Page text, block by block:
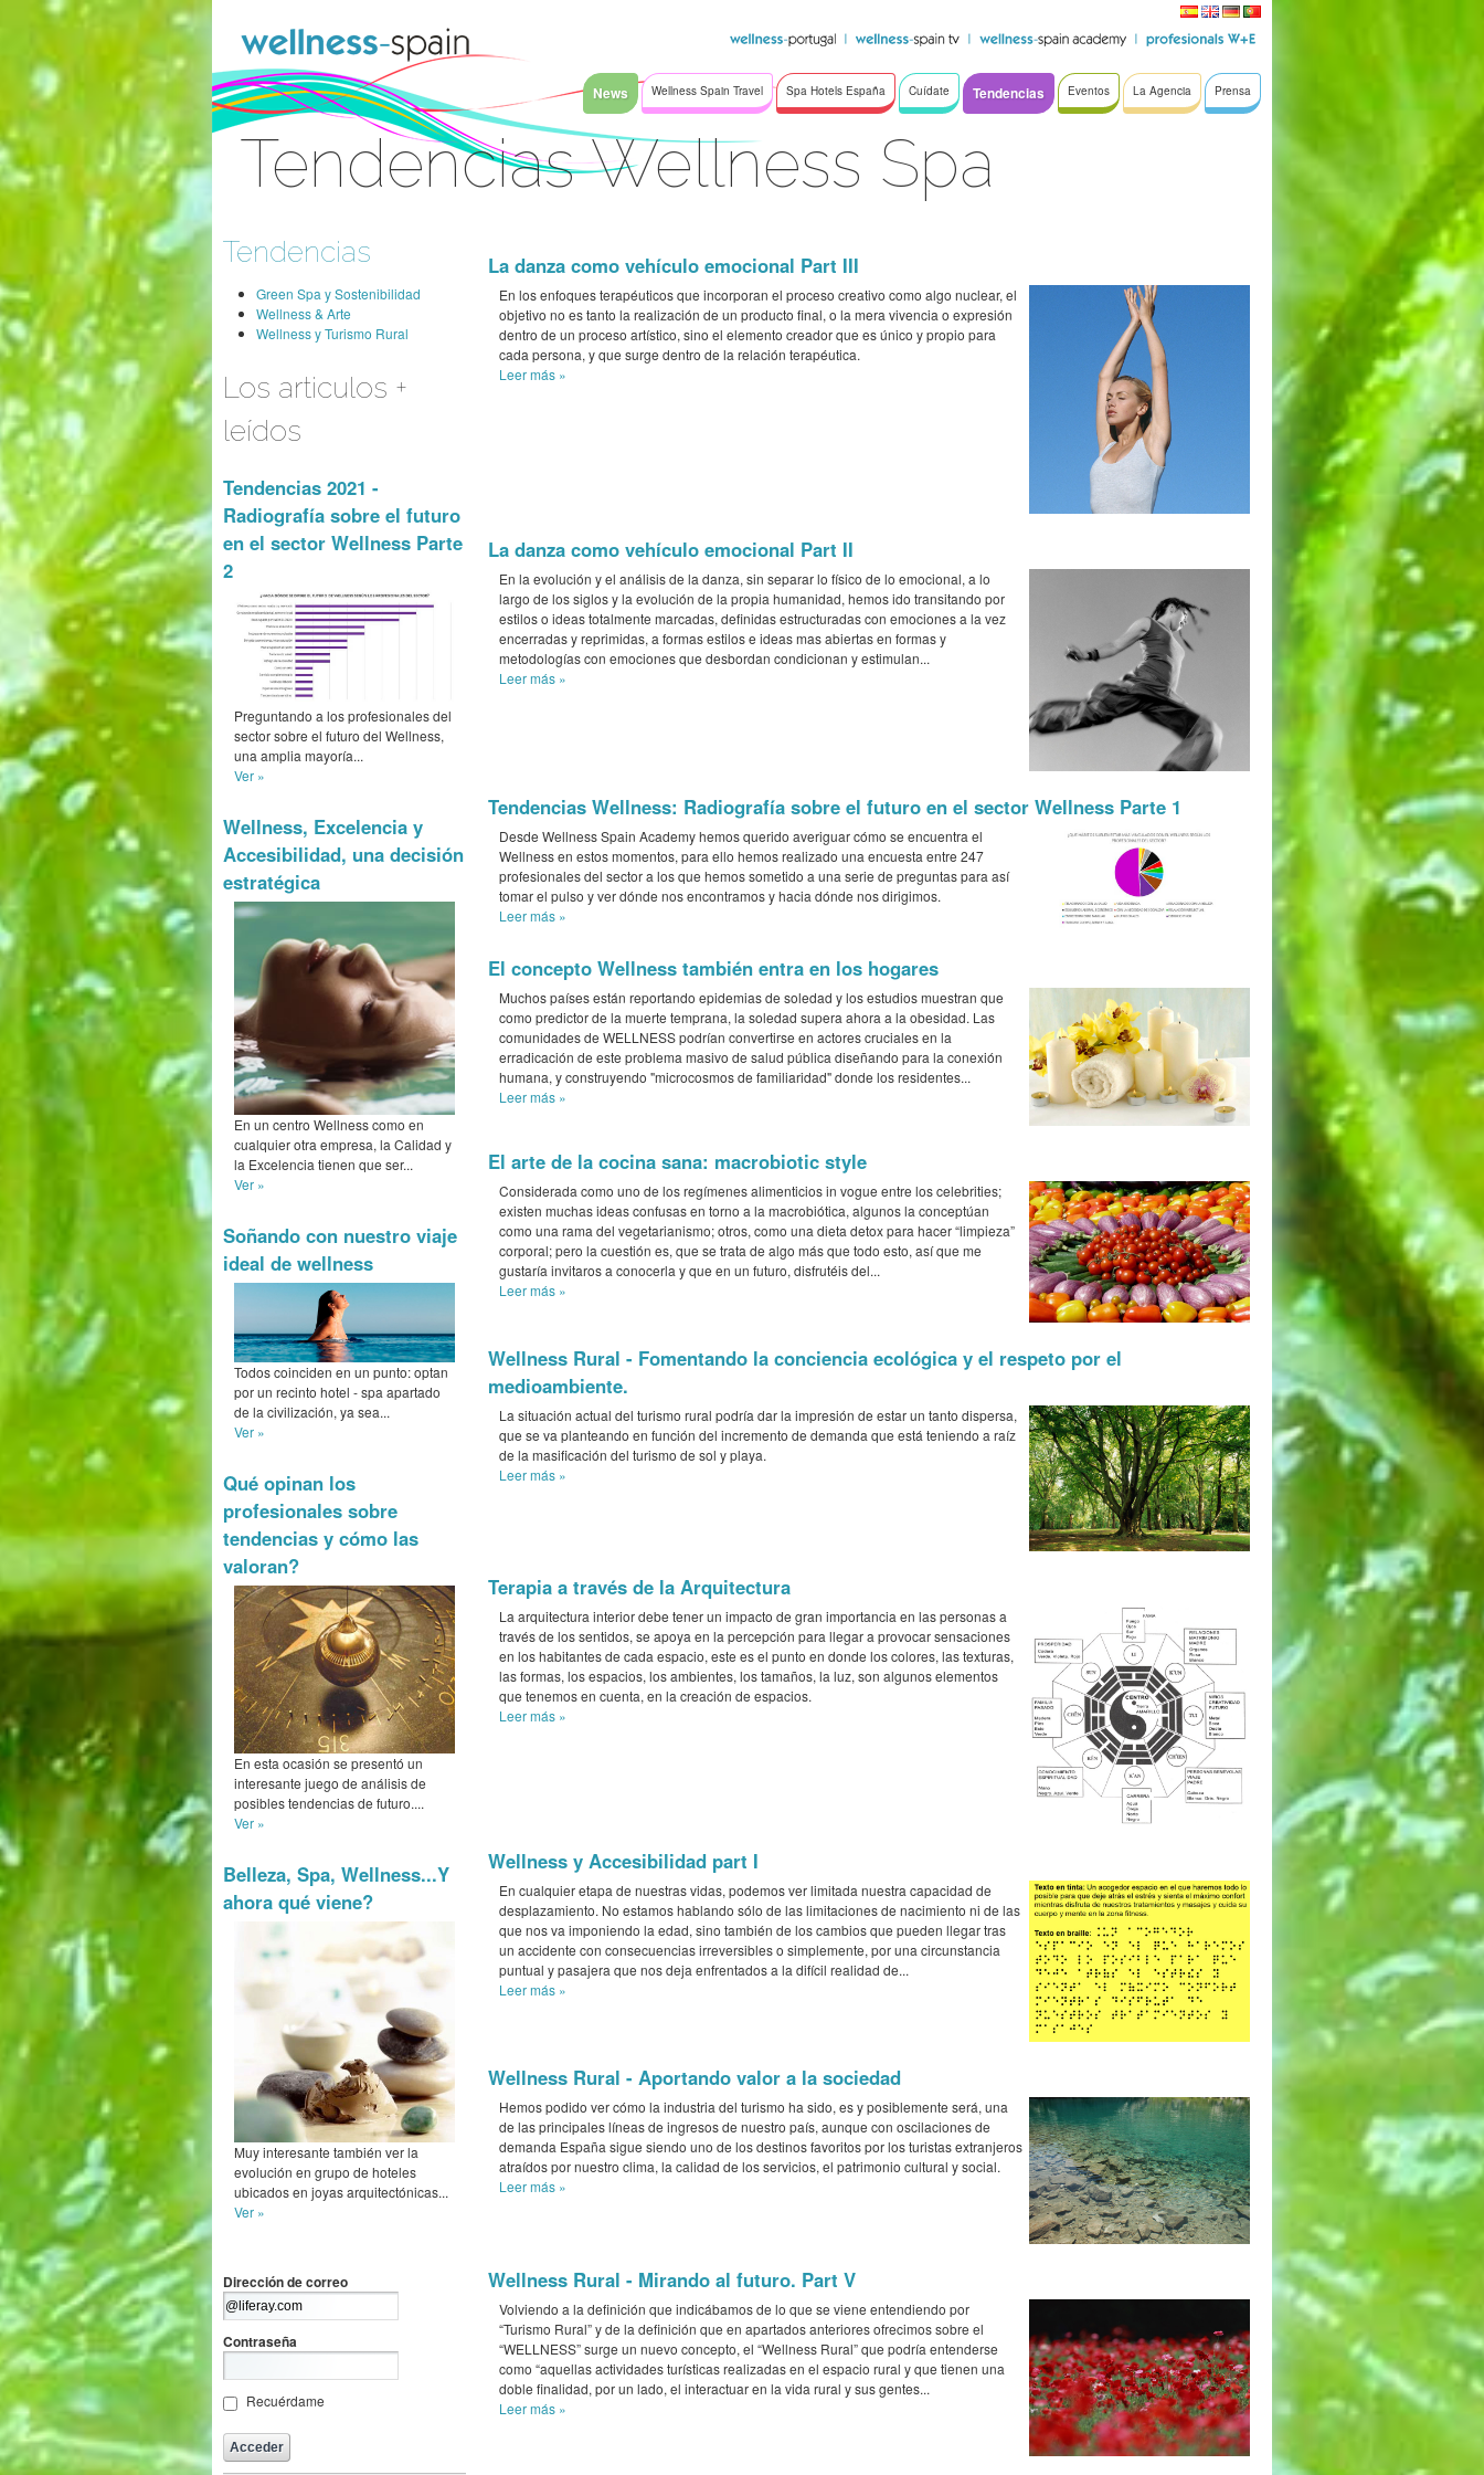
News Wellness Spain Travel Spa Hotels España Cuídate Tendencias Eventos La Agencia Prensa
Tendencias Wellness Spa
Tendencias
Green Spa y Sostenibilidad
Wellness & Arte
Wellness y Turismo Rural
Los articulos +
leídos
Tendencias 2021 -
Radiografía sobre el futuro
en el sector Wellness Parte
2
Preguntando a los profesionales del
sector sobre el futuro del Wellness,
una amplia mayoría...
Ver »
Wellness, Excelencia y
Accesibilidad, una decisión
estratégica
En un centro Wellness como en
cualquier otra empresa, la Calidad y
la Excelencia tienen que ser...
Ver »
Soñando con nuestro viaje
ideal de wellness
Todos coinciden en un punto: optan
por un recinto hotel - spa apartado
de la civilización, ya sea...
Ver »
Qué opinan los
profesionales sobre
tendencias y cómo las
valoran?
En esta ocasión se presentó un
interesante juego de análisis de
posibles tendencias de futuro....
Ver »
Belleza, Spa, Wellness...Y
ahora qué viene?
Muy interesante también ver la
evolución en grupo de hoteles
ubicados en joyas arquitectónicas...
Ver »
Dirección de correo
Contraseña
Recuérdame
La danza como vehículo emocional Part III
En los enfoques terapéuticos que incorporan el proceso creativo como algo nuclear, el
objetivo no es tanto la realización de un producto final, o la mera vivencia o expresión
dentro de un proceso artístico, sino el elemento creador que es único y propio para
cada persona, y que surge dentro de la relación terapéutica.
Leer más »
La danza como vehículo emocional Part II
En la evolución y el análisis de la danza, sin separar lo físico de lo emocional, a lo
largo de los siglos y la evolución de la propia humanidad, hemos ido transitando por
estilos o ideas totalmente marcadas, definidas estructuradas con emociones a la vez
encerradas y reprimidas, a formas estilos e ideas mas abiertas en formas y
metodologías con emociones que desbordan condicionan y estimulan...
Leer más »
Tendencias Wellness: Radiografía sobre el futuro en el sector Wellness Parte 1
Desde Wellness Spain Academy hemos querido averiguar cómo se encuentra el
Wellness en estos momentos, para ello hemos realizado una encuesta entre 247
profesionales del sector a los que hemos sometido a una serie de preguntas para así
tomar el pulso y ver dónde nos encontramos y hacia dónde nos dirigimos.
Leer más »
El concepto Wellness también entra en los hogares
Muchos países están reportando epidemias de soledad y los estudios muestran que
como predictor de la muerte temprana, la soledad supera ahora a la obesidad. Las
comunidades de WELLNESS podrían convertirse en actores cruciales en la
erradicación de este problema masivo de salud pública diseñando para la conexión
humana, y construyendo "microcosmos de familiaridad" donde los residentes...
Leer más »
El arte de la cocina sana: macrobiotic style
Considerada como uno de los regímenes alimenticios in vogue entre los celebrities;
existen muchas ideas confusas en torno a la macrobiótica, algunos la conceptúan
como una rama del vegetarianismo; otros, como una dieta detox para hacer “limpieza”
corporal; pero la cuestión es, que se trata de algo más que todo esto, así que me
gustaría invitaros a conocerla y que en un futuro, disfrutéis del...
Leer más »
Wellness Rural - Fomentando la conciencia ecológica y el respeto por el
medioambiente.
La situación actual del turismo rural podría dar la impresión de estar un tanto dispersa,
que se va planteando en función del incremento de demanda que está teniendo a raíz
de la masificación del turismo de sol y playa.
Leer más »
Terapia a través de la Arquitectura
La arquitectura interior debe tener un impacto de gran importancia en las personas a
través de los sentidos, se apoya en la percepción para llegar a provocar sensaciones
en los habitantes de cada espacio, este es el punto en donde los colores, las texturas,
las formas, los espacios, los ambientes, los tamaños, la luz, son algunos elementos
que tenemos en cuenta, en la creación de espacios.
Leer más »
Wellness y Accesibilidad part I
En cualquier etapa de nuestras vidas, podemos ver limitada nuestra capacidad de
desplazamiento. No estamos hablando sólo de las limitaciones de nacimiento ni de las
que nos va imponiendo la edad, sino también de los cambios que pueden llegar tras
un accidente con consecuencias irreversibles o simplemente, por una circunstancia
puntual y pasajera que nos deja enfrentados a la difícil realidad de...
Leer más »
Wellness Rural - Aportando valor a la sociedad
Hemos podido ver cómo la industria del turismo ha sido, es y posiblemente será, una
de las principales líneas de ingresos de nuestro país, aunque con oscilaciones de
demanda España sigue siendo uno de los destinos favoritos por los turistas extranjeros
atraídos por nuestro clima, la calidad de los servicios, el patrimonio cultural y social.
Leer más »
Wellness Rural - Mirando al futuro. Part V
Volviendo a la definición que indicábamos de lo que se viene entendiendo por
“Turismo Rural” y de la definición que en apartados anteriores ofrecimos sobre el
“WELLNESS” surge un nuevo concepto, el “Wellness Rural” que podría entenderse
como “aquellas actividades turísticas realizadas en el espacio rural y que tienen una
doble finalidad, por un lado, el interactuar en la vida rural y sus gentes...
Leer más »